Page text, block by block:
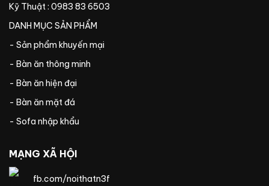
Kỹ Thuật : 0983 83 6503
DANH MỤC SẢN PHẨM
- Sản phẩm khuyến mại
- Bàn ăn thông minh
- Bàn ăn hiện đại
- Bàn ăn mặt đá
- Sofa nhập khẩu
MẠNG XÃ HỘI
fb.com/noithatn3f